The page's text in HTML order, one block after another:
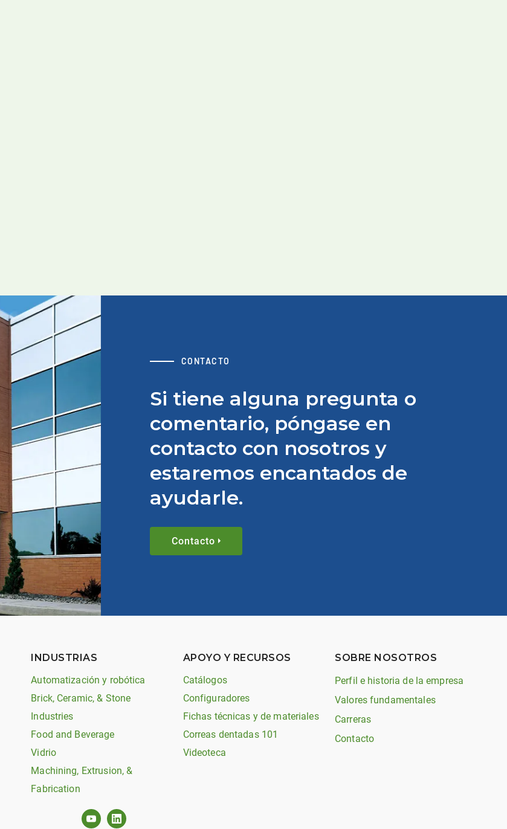
CONTACTO
Si tiene alguna pregunta o
comentario, póngase en
contacto con nosotros y
estaremos encantados de
ayudarle.
Contacto
INDUSTRIAS
Automatización y robótica
Brick, Ceramic, & Stone
Industries
Food and Beverage
Vidrio
Machining, Extrusion, &
Fabrication
APOYO Y RECURSOS
Catálogos
Configuradores
Fichas técnicas y de materiales
Correas dentadas 101
Videoteca
SOBRE NOSOTROS
Perfil e historia de la empresa
Valores fundamentales
Carreras
Contacto